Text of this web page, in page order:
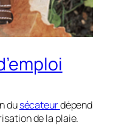
dusécateurdépend
de la plaie.